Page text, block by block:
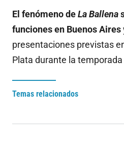
El fenómeno deLa Ballena
funciones en Buenos Aires
presentaciones previstas
Plata durante la temporada
Temas relacionados